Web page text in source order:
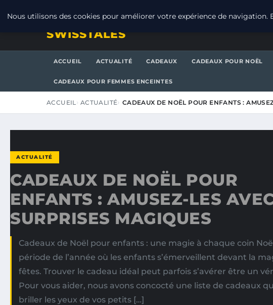
SWISSTALES
ACCUEIL ACTUALITÉ CADEAUX CADEAUX POUR NOËL
CADEAUX POUR FEMMES ENCEINTES
ACCUEIL ACTUALITÉ CADEAUX DE NOËL POUR ENFANTS :
ACTUALITÉ
CADEAUX DE NOËL POUR
ENFANTS : AMUSEZ-LES
SURPRISES MAGIQUES
Cadeaux de Noël pour enfants : une magie à chaque coin
période de l’année où les enfants s’émerveillent devant la
fêtes. Trouver le cadeau idéal peut parfois s’avérer être un
Pour vous aider, nous avons concocté une liste de cadeaux
briller les yeux de vos petits […]
Nous utilisons des cookies pour améliorer votre expérience de